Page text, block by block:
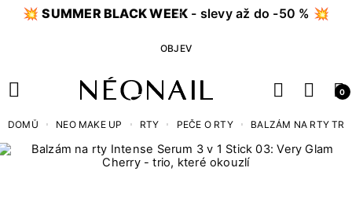
💥SUMMER BLACK WEEK - slevy až do -50 % 💥
OBJEV
0
DOMŮ NEO MAKE UP RTY PEČE O RTY BALZÁM NA RTY